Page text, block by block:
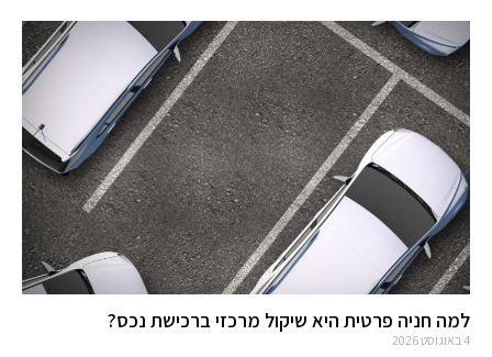
למה חניה פרטית היא שיקול מרכזי ברכישת נכס?
4 באוגוסט 2026